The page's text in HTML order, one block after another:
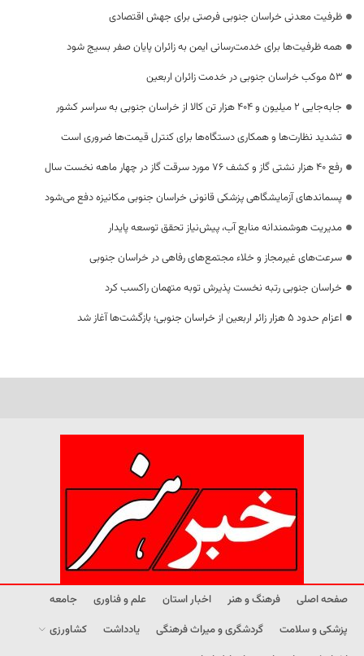
ظرفیت معدنی خراسان جنوبی فرصتی برای جهش اقتصادی
همه ظرفیت‌ها برای خدمت‌رسانی ایمن به زائران پایان صفر بسیج شود
53 موکب خراسان جنوبی در خدمت زائران اربعین
جابه‌جایی 2 میلیون و 404 هزار تن کالا از خراسان جنوبی به سراسر کشور
تشدید نظارت‌ها و همکاری دستگاه‌ها برای کنترل قیمت‌ها ضروری است
رفع 40 هزار نشتی گاز و کشف 76 مورد سرقت گاز در چهار ماهه نخست سال
پسماندهای آزمایشگاهی پزشکی قانونی خراسان جنوبی مکانیزه دفع می‌شود
مدیریت هوشمندانه منابع آب، پیش‌نیاز تحقق توسعه پایدار
سرعت‌های غیرمجاز و خلاء مجتمع‌های رفاهی در خراسان جنوبی
خراسان جنوبی رتبه نخست پذیرش توبه متهمان راکسب کرد
اعزام حدود 5 هزار زائر اربعین از خراسان جنوبی؛ بازگشت‌ها آغاز شد
صفحه اصلی فرهنگ و هنر اخبار استان علم و فناوری
جامعه
پزشکی و سلامت
گردشگری و میراث فرهنگی یادداشت
کشاورزی